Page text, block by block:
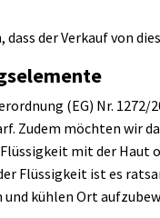
der Verkauf von
(EG) Nr.
Zudem möchten wir
mit der Haut
Flüssigkeit ist es
kühlen Ort